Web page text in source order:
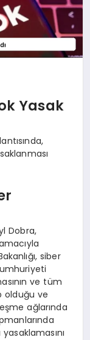
Yasak
Dobra,
siber
ve tüm
olduğu ve
ağlarında